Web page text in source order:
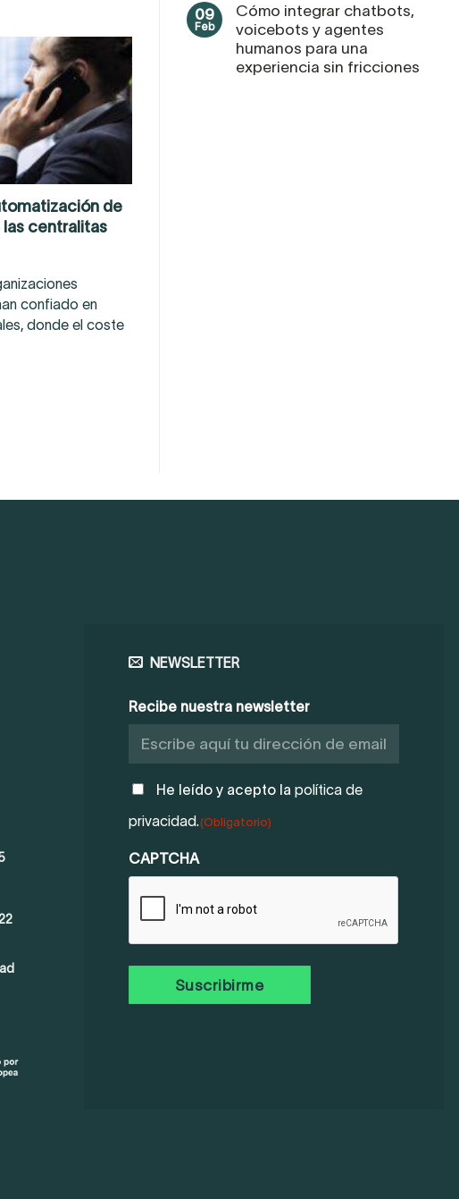
de
las centralitas
confiado en
donde el coste
09
Feb
Cómo integrar chatbots,
voicebots y agentes
humanos para una
experiencia sin fricciones
NEWSLETTER
Recibe nuestra newsletter
POLÍTICA
PRIVACIDAD
(OBLIGATORIO)
He leído y acepto la política de
privacidad.(Obligatorio)
CAPTCHA